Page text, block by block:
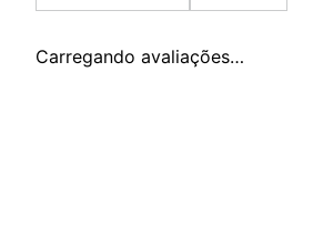
Carregando avaliações…